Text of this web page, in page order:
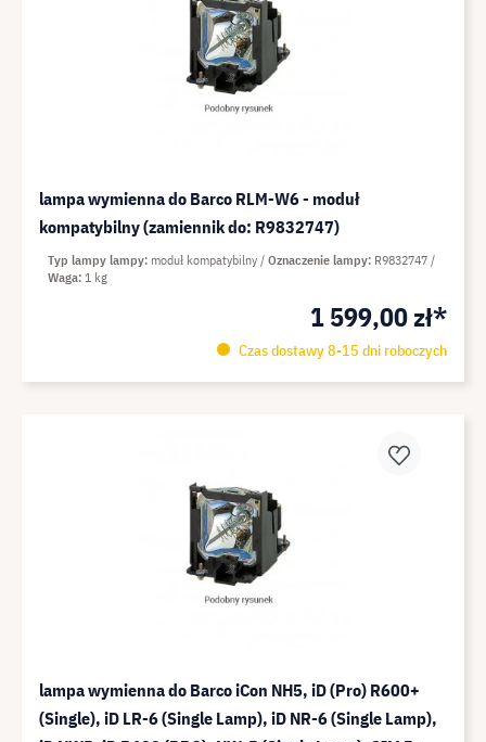
lampa wymienna do Barco RLM-W6 - moduł
kompatybilny (zamiennik do: R9832747)
1 599,00 zł*
Czas dostawy 8-15 dni roboczych
Typ lampy lampy moduł kompatybilny Oznaczenie lampy R9832747
Waga 1 kg
lampa wymienna do Barco iCon NH5, iD (Pro) R600+
(Single), iD LR-6 (Single Lamp), iD NR-6 (Single Lamp),